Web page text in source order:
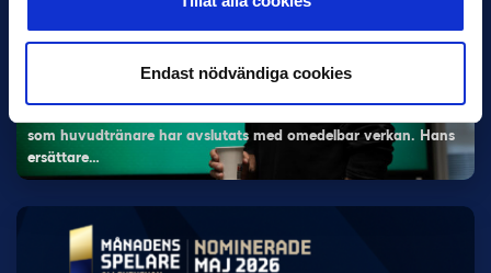
Endast nödvändiga cookies
Rydström ersätter Karlsson i Hammarby
som huvudtränare har avslutats med omedelbar verkan. Hans
ersättare…